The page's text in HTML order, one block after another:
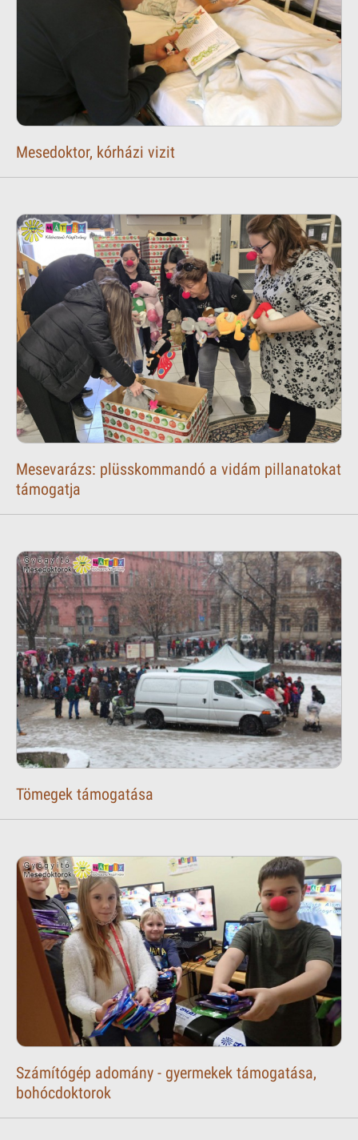
Mesedoktor, kórházi vizit
Mesevarázs: plüsskommandó a vidám pillanatokat
támogatja
Tömegek támogatása
Számítógép adomány - gyermekek támogatása,
bohócdoktorok